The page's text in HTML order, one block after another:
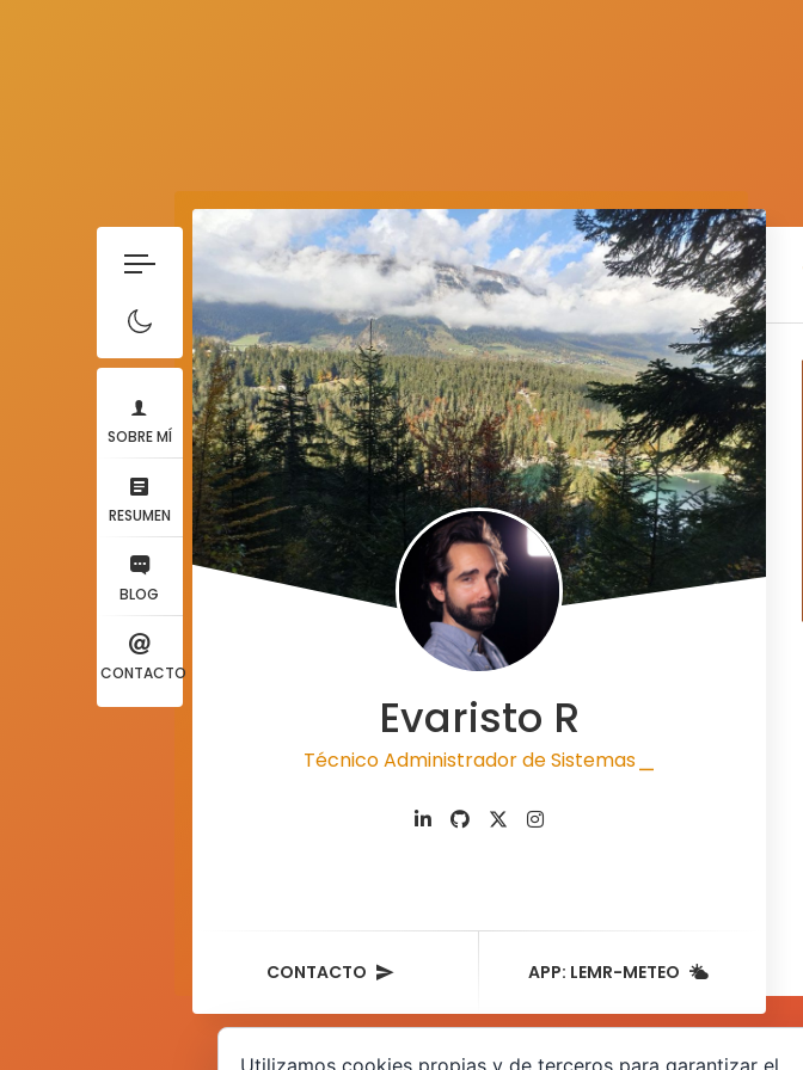
SOBRE MÍ
RESUMEN
BLOG
CONTACTO
Evaristo R
Técnico Administrador de Sistemas |
CONTACTO APP: LEMR-METEO
Utilizamos cookies propias y de terceros para garantizar el